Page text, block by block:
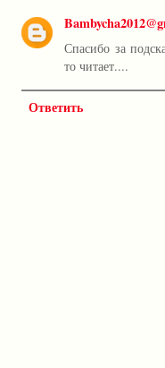
Спасибо за
то читает....
Ответить